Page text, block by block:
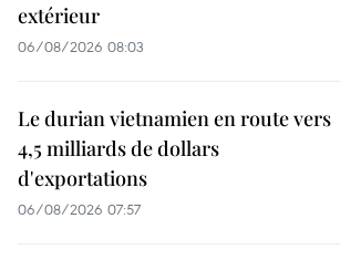
extérieur
06/08/2026 08:03
Le durian vietnamien en route vers
4,5 milliards de dollars
d'exportations
06/08/2026 07:57